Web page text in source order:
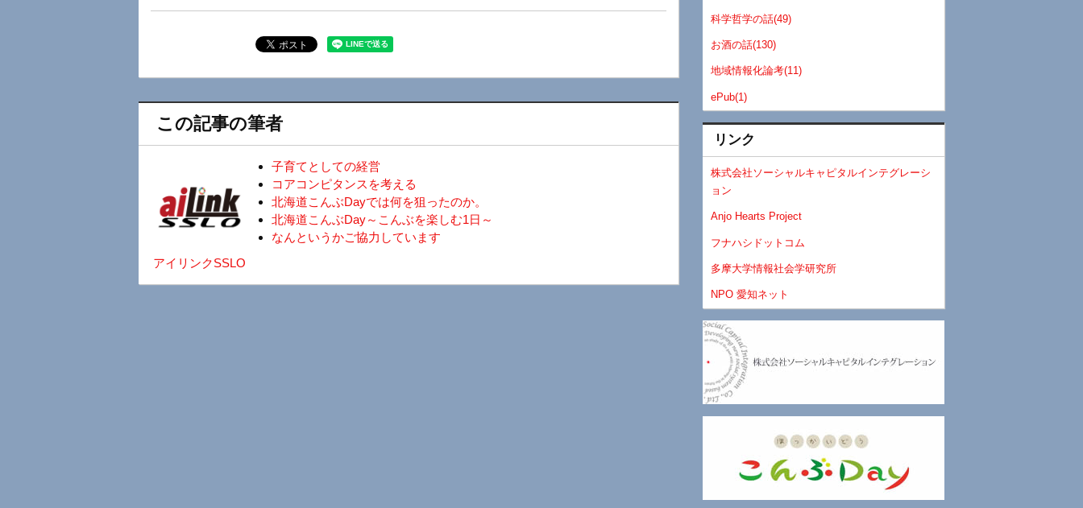
この記事の筆者
アイリンクSSLO
子育てとしての経営
コアコンピタンスを考える
北海道こんぶDayでは何を狙ったのか。
北海道こんぶDay～こんぶを楽しむ1日～
なんというかご協力しています
科学哲学の話(49)
お酒の話(130)
地域情報化論考(11)
ePub(1)
リンク
株式会社ソーシャルキャピタルインテグレーシ
ョン
Anjo Hearts Project
フナハシドットコム
多摩大学情報社会学研究所
NPO 愛知ネット